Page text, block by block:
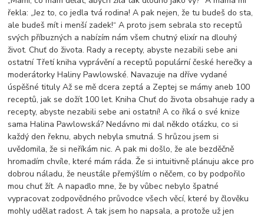
řekla: „Jez to, co jedla tvá rodina! A pak nejen, že tu budeš do sta,
ale budeš mít i menší zadek!“ A proto jsem sebrala sto receptů
svých příbuzných a nabízím nám všem chutný elixír na dlouhý
život. Chuť do života. Rady a recepty, abyste nezabili sebe ani
ostatní Třetí kniha vyprávění a receptů populární české herečky a
moderátorky Haliny Pawlowské. Navazuje na dříve vydané
úspěšné tituly Až se mě dcera zeptá a Zeptej se mámy aneb 100
receptů, jak se dožít 100 let. Kniha Chuť do života obsahuje rady a
recepty, abyste nezabili sebe ani ostatní! A co říká o své knize
sama Halina Pawlowská? Nedávno mi dal někdo otázku, co si
každý den řeknu, abych nebyla smutná. S hrůzou jsem si
uvědomila, že si neříkám nic. A pak mi došlo, že ale bezděčně
hromadím chvíle, které mám ráda. Že si intuitivně plánuju akce pro
dobrou náladu, že neustále přemýšlím o něčem, co by podpořilo
mou chuť žít. A napadlo mne, že by vůbec nebylo špatné
vypracovat zodpovědného průvodce všech věcí, které by člověku
mohly udělat radost. A tak jsem ho napsala, a protože už jen